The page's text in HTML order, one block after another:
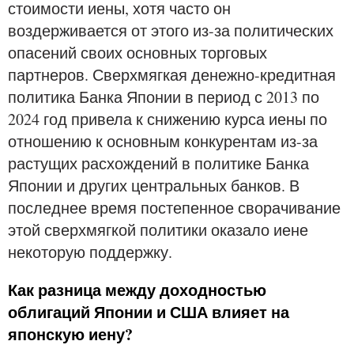
стоимости иены, хотя часто он
воздерживается от этого из-за политических
опасений своих основных торговых
партнеров. Сверхмягкая денежно-кредитная
политика Банка Японии в период с 2013 по
2024 год привела к снижению курса иены по
отношению к основным конкурентам из-за
растущих расхождений в политике Банка
Японии и других центральных банков. В
последнее время постепенное сворачивание
этой сверхмягкой политики оказало иене
некоторую поддержку.
Как разница между доходностью
облигаций Японии и США влияет на
японскую иену?